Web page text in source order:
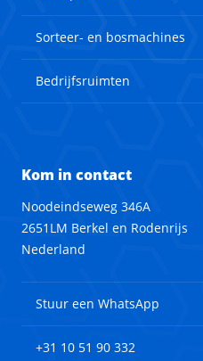
Sorteer- en bosmachines
Bedrijfsruimten
Kom in contact
Noodeindseweg 346A
2651LM Berkel en Rodenrijs
Nederland
Stuur een WhatsApp
+31 10 51 90 332